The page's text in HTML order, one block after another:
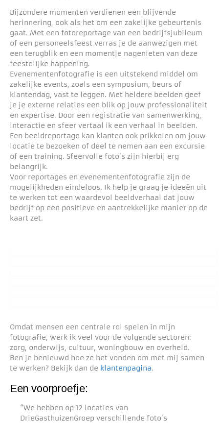
Bijzondere momenten verdienen een blijvende
herinnering, ook als het om een zakelijke gebeurtenis
gaat. Met een fotoreportage van een bedrijfsjubileum
of een personeelsfeest verras je de aanwezigen met
een terugblik en een momentje nagenieten van deze
feestelijke happening.
Evenementenfotografie is een uitstekend middel om
zakelijke events, zoals een symposium, beurs of
klantendag, vast te leggen. Met heldere beelden geef
je je externe relaties een blik op jouw professionaliteit
en expertise. Door een registratie van samenwerking,
interactie en sfeer vertaal ik een verhaal in beelden.
Een beeldreportage kan klanten ook prikkelen om jouw
locatie te bezoeken of deel te nemen aan een excursie
of een training. Sfeervolle foto’s zijn hierbij erg
belangrijk.
Voor reportages en evenementenfotografie zijn de
mogelijkheden eindeloos. Ik help je graag je ideeën uit
te werken tot een waardevol beeldverhaal dat jouw
bedrijf op een positieve en aantrekkelijke manier op de
kaart zet.
Omdat mensen een centrale rol spelen in mijn
fotografie, werk ik veel voor de volgende sectoren:
zorg, onderwijs, cultuur, woningbouw en overheid.
Ben je benieuwd hoe ze het vonden om met mij samen
te werken? Bekijk dan de klantenpagina.
Een voorproefje:
“We hebben op 12 locaties van
DrieGasthuizenGroep verschillende foto’s